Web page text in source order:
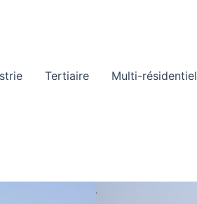
Tertiaire Multi-résidentiel